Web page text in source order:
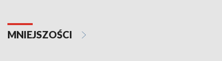
MNIEJSZOŚCI